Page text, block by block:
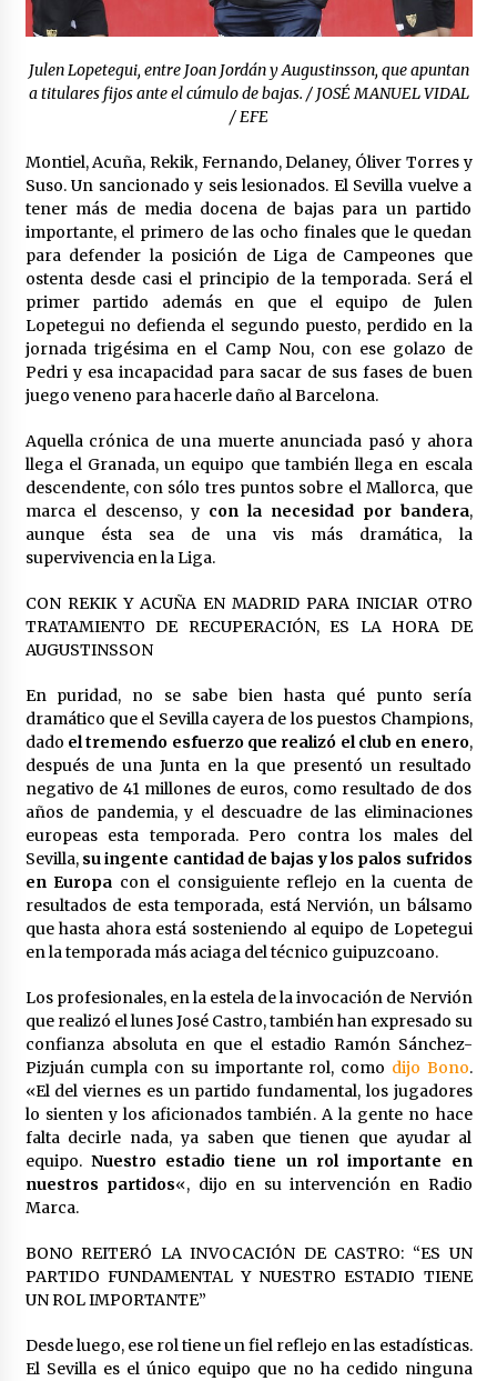
7 de mayo de 2022
Los farolillos de la Feria de Sevilla se
repondrán cuando desaparezca el riesgo de
4 de mayo de 2022
Muere el cardenal Carlos Amigo Vallejo
27 de abril de 2022
Todos los cortes de tráfico por la Feria de
Sevilla 2022: del jueves 28 de abril al 8 de mayo
26 de abril de 2022
El cultivo casero de marihuana deja sin luz dos
meses a 256 familias en Sevilla
La Feria de Abril de Sevilla será un 25% más
cara por la crisis mundial
18 de abril de 2022
Julen Lopetegui, entre Joan Jordán y Augustinsson, que apuntan
a titulares fijos ante el cúmulo de bajas. / JOSÉ MANUEL VIDAL
/ EFE
Montiel, Acuña, Rekik, Fernando, Delaney, Óliver Torres y
Suso. Un sancionado y seis lesionados. El Sevilla vuelve a
tener más de media docena de bajas para un partido
importante, el primero de las ocho finales que le quedan
para defender la posición de Liga de Campeones que
ostenta desde casi el principio de la temporada. Será el
primer partido además en que el equipo de Julen
Lopetegui no defienda el segundo puesto, perdido en la
jornada trigésima en el Camp Nou, con ese golazo de
Pedri y esa incapacidad para sacar de sus fases de buen
juego veneno para hacerle daño al Barcelona.
Aquella crónica de una muerte anunciada pasó y ahora
llega el Granada, un equipo que también llega en escala
descendente, con sólo tres puntos sobre el Mallorca, que
marca el descenso, y con la necesidad por bandera,
aunque ésta sea de una vis más dramática, la
supervivencia en la Liga.
CON REKIK Y ACUÑA EN MADRID PARA INICIAR OTRO
TRATAMIENTO DE RECUPERACIÓN, ES LA HORA DE
AUGUSTINSSON
En puridad, no se sabe bien hasta qué punto sería
dramático que el Sevilla cayera de los puestos Champions,
dado el tremendo esfuerzo que realizó el club en enero,
después de una Junta en la que presentó un resultado
negativo de 41 millones de euros, como resultado de dos
años de pandemia, y el descuadre de las eliminaciones
europeas esta temporada. Pero contra los males del
Sevilla, su ingente cantidad de bajas y los palos sufridos
en Europa con el consiguiente reflejo en la cuenta de
resultados de esta temporada, está Nervión, un bálsamo
que hasta ahora está sosteniendo al equipo de Lopetegui
en la temporada más aciaga del técnico guipuzcoano.
Los profesionales, en la estela de la invocación de Nervión
que realizó el lunes José Castro, también han expresado su
confianza absoluta en que el estadio Ramón Sánchez-
Pizjuán cumpla con su importante rol, como dijo Bono.
«El del viernes es un partido fundamental, los jugadores
lo sienten y los aficionados también. A la gente no hace
falta decirle nada, ya saben que tienen que ayudar al
equipo.Nuestro estadio tiene un rol importante en
nuestros partidos«, dijo en su intervención en Radio
Marca.
BONO REITERÓ LA INVOCACIÓN DE CASTRO: “ES UN
PARTIDO FUNDAMENTAL Y NUESTRO ESTADIO TIENE
UN ROL IMPORTANTE”
Desde luego, ese rol tiene un fiel reflejo en las estadísticas.
El Sevilla es el único equipo que no ha cedido ninguna